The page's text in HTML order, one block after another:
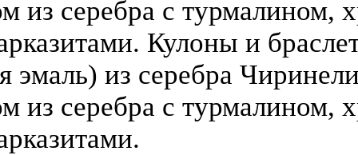
из серебра с турмалином,
Кулоны и
эмаль) из серебра
из серебра с турмалином,